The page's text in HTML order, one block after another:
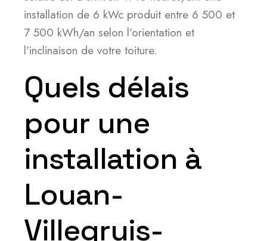
installation de 6 kWc produit entre 6 500 et
7 500 kWh/an selon l’orientation et
l’inclinaison de votre toiture.
Quels délais
pour une
installation à
Louan-
Villegruis-